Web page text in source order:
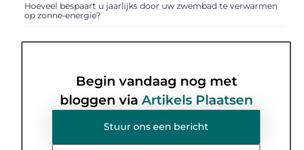
Hoeveel bespaart u jaarlijks door uw zwembad te verwarmen
op zonne-energie?
Begin vandaag nog met
bloggen via Artikels Plaatsen
Stuur ons een bericht